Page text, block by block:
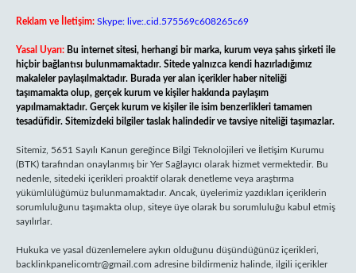
Reklam ve İletişim: Skype: live:.cid.575569c608265c69
Yasal Uyarı: Bu internet sitesi, herhangi bir marka, kurum veya şahıs şirketi ile
hiçbir bağlantısı bulunmamaktadır. Sitede yalnızca kendi hazırladığımız
makaleler paylaşılmaktadır. Burada yer alan içerikler haber niteliği
taşımamakta olup, gerçek kurum ve kişiler hakkında paylaşım
yapılmamaktadır. Gerçek kurum ve kişiler ile isim benzerlikleri tamamen
tesadüfidir. Sitemizdeki bilgiler taslak halindedir ve tavsiye niteliği taşımazlar.
Sitemiz, 5651 Sayılı Kanun gereğince Bilgi Teknolojileri ve İletişim Kurumu
(BTK) tarafından onaylanmış bir Yer Sağlayıcı olarak hizmet vermektedir. Bu
nedenle, sitedeki içerikleri proaktif olarak denetleme veya araştırma
yükümlülüğümüz bulunmamaktadır. Ancak, üyelerimiz yazdıkları içeriklerin
sorumluluğunu taşımakta olup, siteye üye olarak bu sorumluluğu kabul etmiş
sayılırlar.
Hukuka ve yasal düzenlemelere aykırı olduğunu düşündüğünüz içerikleri,
backlinkpanelicomtr@gmail.com adresine bildirmeniz halinde, ilgili içerikler